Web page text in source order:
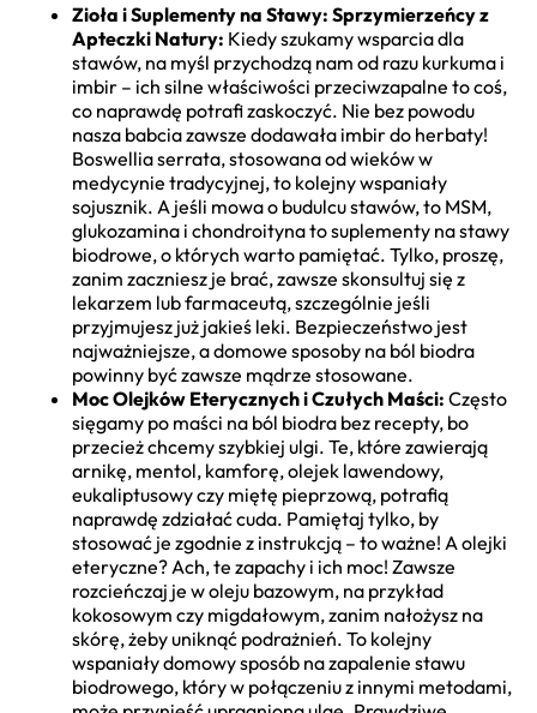
Zioła i Suplementy na Stawy: Sprzymierzeńcy z
Apteczki Natury: Kiedy szukamy wsparcia dla
stawów, na myśl przychodzą nam od razu kurkuma i
imbir – ich silne właściwości przeciwzapalne to coś,
co naprawdę potrafi zaskoczyć. Nie bez powodu
nasza babcia zawsze dodawała imbir do herbaty!
Boswellia serrata, stosowana od wieków w
medycynie tradycyjnej, to kolejny wspaniały
sojusznik. A jeśli mowa o budulcu stawów, to MSM,
glukozamina i chondroityna to suplementy na stawy
biodrowe, o których warto pamiętać. Tylko, proszę,
zanim zaczniesz je brać, zawsze skonsultuj się z
lekarzem lub farmaceutą, szczególnie jeśli
przyjmujesz już jakieś leki. Bezpieczeństwo jest
najważniejsze, a domowe sposoby na ból biodra
powinny być zawsze mądrze stosowane.
Moc Olejków Eterycznych i Czułych Maści: Często
sięgamy po maści na ból biodra bez recepty, bo
przecież chcemy szybkiej ulgi. Te, które zawierają
arnikę, mentol, kamforę, olejek lawendowy,
eukaliptusowy czy miętę pieprzową, potrafią
naprawdę zdziałać cuda. Pamiętaj tylko, by
stosować je zgodnie z instrukcją – to ważne! A olejki
eteryczne? Ach, te zapachy i ich moc! Zawsze
rozcieńczaj je w oleju bazowym, na przykład
kokosowym czy migdałowym, zanim nałożysz na
skórę, żeby uniknąć podrażnień. To kolejny
wspaniały domowy sposób na zapalenie stawu
biodrowego, który w połączeniu z innymi metodami,